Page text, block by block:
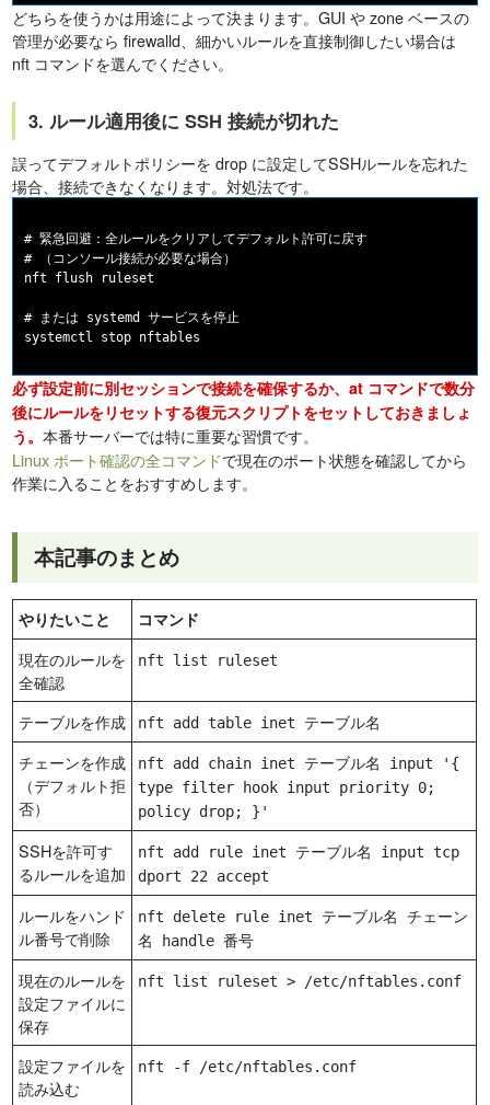
どちらを使うかは用途によって決まります。GUI や zone ベースの
管理が必要なら firewalld、細かいルールを直接制御したい場合は
nft コマンドを選んでください。
3. ルール適用後に SSH 接続が切れた
誤ってデフォルトポリシーを drop に設定してSSHルールを忘れた
場合、接続できなくなります。対処法です。
# 緊急回避：全ルールをクリアしてデフォルト許可に戻す
# （コンソール接続が必要な場合）
nft flush ruleset
# または systemd サービスを停止
必ず設定前に別セッションで接続を確保するか、at コマンドで数分
後にルールをリセットする復元スクリプトをセットしておきましょ
う。本番サーバーでは特に重要な習慣です。
Linux ポート確認の全コマンドで現在のポート状態を確認してから
作業に入ることをおすすめします。
本記事のまとめ
やりたいこと コマンド
現在のルールを
全確認
nft list ruleset
テーブルを作成 nft add table inet テーブル名
チェーンを作成
（デフォルト拒
否）
nft add chain inet テーブル名 input '{
type filter hook input priority 0;
policy drop; }'
SSHを許可す
るルールを追加
nft add rule inet テーブル名 input tcp
dport 22 accept
ルールをハンド
ル番号で削除
nft delete rule inet テーブル名 チェーン
名 handle 番号
現在のルールを
設定ファイルに
保存
nft list ruleset > /etc/nftables.conf
設定ファイルを
読み込む
nft -f /etc/nftables.conf